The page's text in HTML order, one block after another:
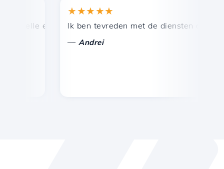
en efficiënte technische ondersteuning.
★★★★★
Ik ben tevreden met de diensten die door
Andrei